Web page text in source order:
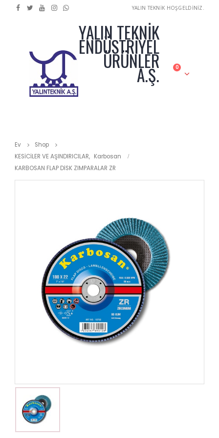
YALIN TEKNİK HOŞGELDİNİZ.
YALIN TEKNİK
ENDÜSTRİYEL
ÜRÜNLER
A.Ş. 0
Ev
Shop
KESİCİLER VE AŞINDIRICILAR, Karbosan
KARBOSAN FLAP DİSK ZIMPARALAR ZR